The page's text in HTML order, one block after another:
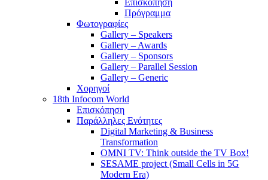
Επισκόπηση
Πρόγραμμα
Φωτογραφίες
Gallery – Speakers
Gallery – Awards
Gallery – Sponsors
Gallery – Parallel Session
Gallery – Generic
Χορηγοί
18th Infocom World
Επισκόπηση
Παράλληλες Ενότητες
Digital Marketing & Business
Transformation
OMNI TV: Think outside the TV Box!
SESAME project (Small Cells in 5G
Modern Era)